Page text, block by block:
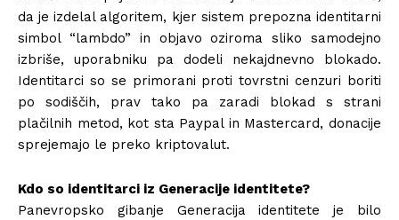
da je izdelal algoritem, kjer sistem prepozna identitarni
simbol “lambdo” in objavo oziroma sliko samodejno
izbriše, uporabniku pa dodeli nekajdnevno blokado.
Identitarci so se primorani proti tovrstni cenzuri boriti
po sodiščih, prav tako pa zaradi blokad s strani
plačilnih metod, kot sta Paypal in Mastercard, donacije
sprejemajo le preko kriptovalut.
Kdo so identitarci iz Generacije identitete?
Panevropsko gibanje Generacija identitete je bilo